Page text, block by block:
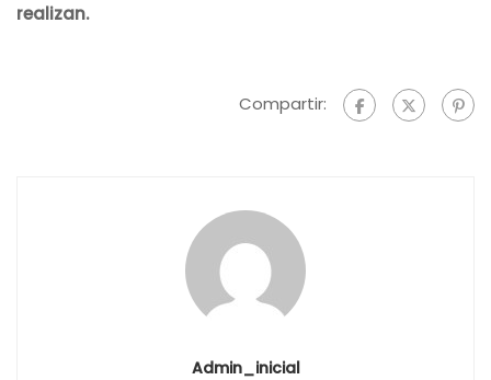
realizan.
Compartir:
Admin_inicial